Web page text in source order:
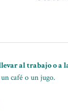
al trabajo o a
café o un jugo.